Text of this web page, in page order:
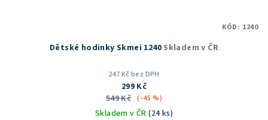
Dětské hodinky Skmei 1240 Skladem v ČR
247 Kč bez DPH
299 Kč
549 Kč (–45 %)
Skladem v ČR(24 ks)
KÓD: 1240